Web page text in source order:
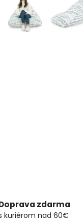
zdarma
kuriérom nad 60€